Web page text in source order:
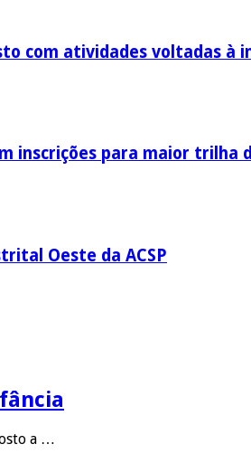
com atividades voltadas à
inscrições para maior trilha
Oeste da ACSP
a …